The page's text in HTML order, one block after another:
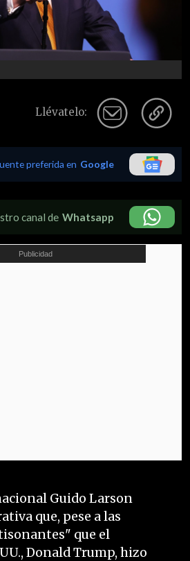
Llévatelo:
preferida en Google
canal de Whatsapp
Guido Larson
que, pese a las
que el
Donald Trump, hizo